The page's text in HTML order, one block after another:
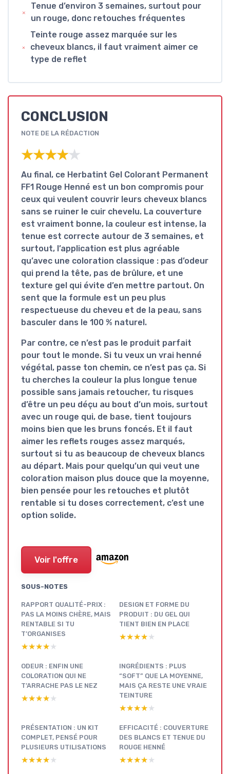
Tenue d’environ 3 semaines, surtout pour
un rouge, donc retouches fréquentes
Teinte rouge assez marquée sur les
cheveux blancs, il faut vraiment aimer ce
type de reflet
CONCLUSION
NOTE DE LA RÉDACTION
★★★★★
★★★★★
Au final, ce Herbatint Gel Colorant Permanent
FF1 Rouge Henné est un bon compromis pour
ceux qui veulent couvrir leurs cheveux blancs
sans se ruiner le cuir chevelu. La couverture
est vraiment bonne, la couleur est intense, la
tenue est correcte autour de 3 semaines, et
surtout, l’application est plus agréable
qu’avec une coloration classique : pas d’odeur
qui prend la tête, pas de brûlure, et une
texture gel qui évite d’en mettre partout. On
sent que la formule est un peu plus
respectueuse du cheveu et de la peau, sans
basculer dans le 100 % naturel.
Par contre, ce n’est pas le produit parfait
pour tout le monde. Si tu veux un vrai henné
végétal, passe ton chemin, ce n’est pas ça. Si
tu cherches la couleur la plus longue tenue
possible sans jamais retoucher, tu risques
d’être un peu déçu au bout d’un mois, surtout
avec un rouge qui, de base, tient toujours
moins bien que les bruns foncés. Et il faut
aimer les reflets rouges assez marqués,
surtout si tu as beaucoup de cheveux blancs
au départ. Mais pour quelqu’un qui veut une
coloration maison plus douce que la moyenne,
bien pensée pour les retouches et plutôt
rentable si tu doses correctement, c’est une
option solide.
Voir l'offre
SOUS-NOTES
RAPPORT QUALITÉ-PRIX :
PAS LA MOINS CHÈRE, MAIS
RENTABLE SI TU
T’ORGANISES
★★★★★
★★★★★
DESIGN ET FORME DU
PRODUIT : DU GEL QUI
TIENT BIEN EN PLACE
★★★★★
★★★★★
ODEUR : ENFIN UNE
COLORATION QUI NE
T’ARRACHE PAS LE NEZ
★★★★★
★★★★★
INGRÉDIENTS : PLUS
“SOFT” QUE LA MOYENNE,
MAIS ÇA RESTE UNE VRAIE
TEINTURE
★★★★★
★★★★★
PRÉSENTATION : UN KIT
COMPLET, PENSÉ POUR
PLUSIEURS UTILISATIONS
★★★★★
★★★★★
EFFICACITÉ : COUVERTURE
DES BLANCS ET TENUE DU
ROUGE HENNÉ
★★★★★
★★★★★